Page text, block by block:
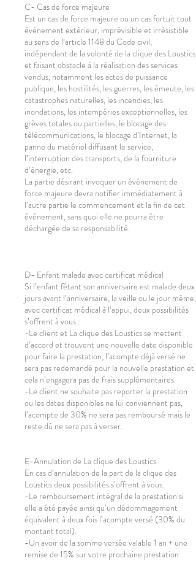
C- Cas de force majeure
Est un cas de force majeure ou un cas fortuit tout
événement extérieur, imprévisible et irrésistible
au sens de l’article 1148 du Code civil,
indépendant de la volonté de la clique des Loustics
et faisant obstacle à la réalisation des services
vendus, notamment les actes de puissance
publique, les hostilités, les guerres, les émeute, les
catastrophes naturelles, les incendies, les
inondations, les intempéries exceptionnelles, les
grèves totales ou partielles, le blocage des
télécommunications, le blocage d’Internet, la
panne du matériel diffusant le service,
l’interruption des transports, de la fourniture
d’énergie, etc.
La partie désirant invoquer un événement de
force majeure devra notifier immédiatement à
l’autre partie le commencement et la fin de cet
événement, sans quoi elle ne pourra être
déchargée de sa responsabilité.
D- Enfant malade avec certificat médical
Si l’enfant fêtant son anniversaire est malade deux
jours avant l’anniversaire, la veille ou le jour même,
avec certificat médical à l’appui, deux possibilités
s’offrent à vous :
-Le client et La clique des Loustics se mettent
d’accord et trouvent une nouvelle date disponible
pour faire la prestation, l’acompte déjà versé ne
sera pas redemandé pour la nouvelle prestation et
cela n’engagera pas de frais supplémentaires.
-Le client ne souhaite pas reporter la prestation
ou les dates disponibles ne lui conviennent pas,
l’acompte de 30% ne sera pas remboursé mais le
reste dû ne sera pas à verser.
E-Annulation de La clique des Loustics
En cas d’annulation de la part de la clique des
Loustics deux possibilités s’offrent à vous:
-Le remboursement intégral de la prestation si
elle a été payée ainsi qu’un dédommagement
équivalent à deux fois l’acompte versé (30% du
montant total).
-Un avoir de la somme versée valable 1 an + une
remise de 15% sur votre prochaine prestation